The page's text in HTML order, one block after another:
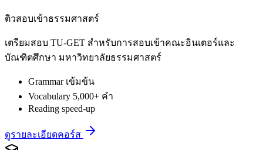
ติวสอบเข้าธรรมศาสตร์
เตรียมสอบ TU-GET สำหรับการสอบเข้าคณะอินเตอร์และ
บัณฑิตศึกษา มหาวิทยาลัยธรรมศาสตร์
Grammar เข้มข้น
Vocabulary 5,000+ คำ
Reading speed-up
ดูรายละเอียดคอร์ส